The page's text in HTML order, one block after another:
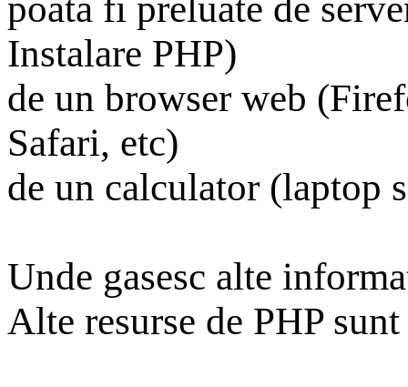
Instalare PHP)
de un browser web
Safari, etc)
de un calculator (laptop
Unde gasesc alte
Alte resurse de PHP